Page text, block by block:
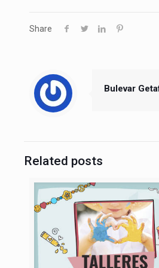
Share
Bulevar
Related posts